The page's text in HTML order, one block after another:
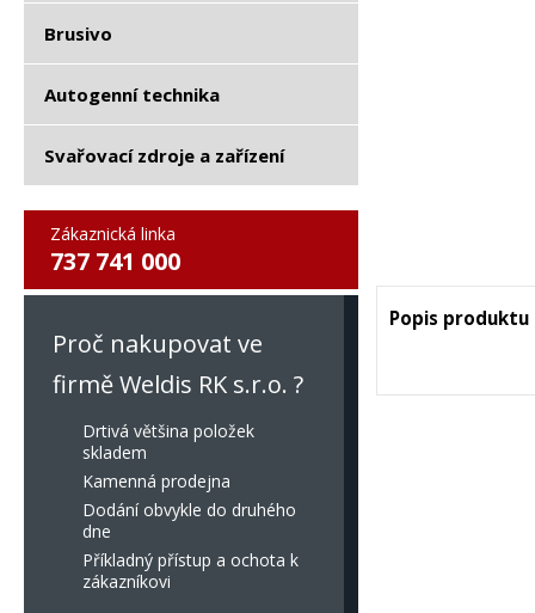
Brusivo
Autogenní technika
Svařovací zdroje a zařízení
Zákaznická linka
737 741 000
Proč nakupovat ve
firmě Weldis RK s.r.o. ?
Drtivá většina položek
skladem
Kamenná prodejna
Dodání obvykle do druhého
dne
Příkladný přístup a ochota k
zákazníkovi
Popis produktu